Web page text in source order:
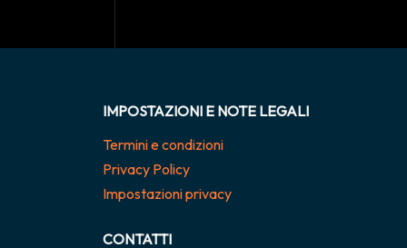
IMPOSTAZIONI E NOTE LEGALI
Termini e condizioni
Privacy Policy
Impostazioni privacy
CONTATTI